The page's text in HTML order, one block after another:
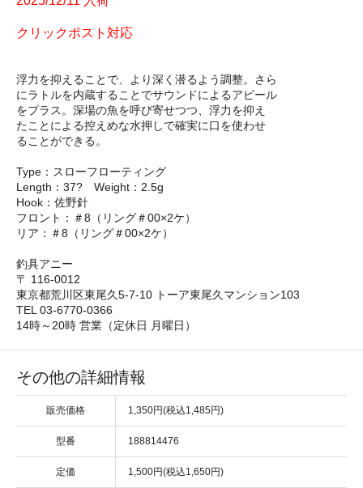
クリックポスト対応
浮力を抑えることで、より深く潜るよう調整。さら
にラトルを内蔵することでサウンドによるアピール
をプラス。深場の魚を呼び寄せつつ、浮力を抑え
たことによる控えめな水押しで確実に口を使わせ
ることができる。
Type：スローフローティング
Length：37? Weight：2.5g
Hook：佐野針
フロント：＃8（リング＃00×2ケ）
リア：＃8（リング＃00×2ケ）
釣具アニー
〒 116-0012
東京都荒川区東尾久5-7-10 トーア東尾久マンション103
TEL 03-6770-0366
14時～20時 営業（定休日 月曜日）
その他の詳細情報
販売価格 1,350円(税込1,485円)
型番 188814476
定価 1,500円(税込1,650円)